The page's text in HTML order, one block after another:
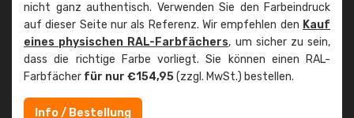
nicht ganz authentisch. Verwenden Sie den Farbeindruck
auf dieser Seite nur als Referenz. Wir empfehlen den Kauf
eines physischen RAL-Farbfächers, um sicher zu sein,
dass die richtige Farbe vorliegt. Sie können einen RAL-
Farbfächer für nur €154,95(zzgl. MwSt.) bestellen.
Info / Bestellung